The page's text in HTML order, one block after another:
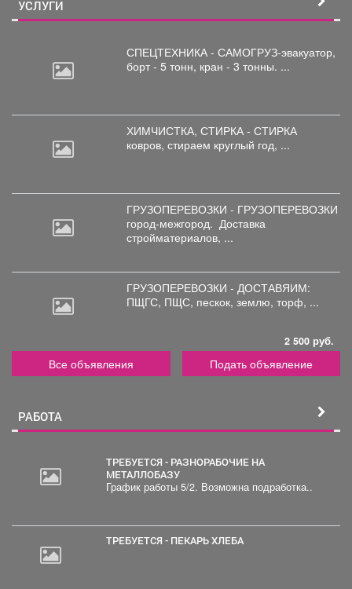
УСЛУГИ
СПЕЦТЕХНИКА - САМОГРУЗ-эвакуатор,
борт - 5 тонн, кран - 3 тонны. ...
ХИМЧИСТКА, СТИРКА - СТИРКА
ковров, стираем круглый год, ...
ГРУЗОПЕРЕВОЗКИ - ГРУЗОПЕРЕВОЗКИ
город-межгород. Доставка
стройматериалов, ...
ГРУЗОПЕРЕВОЗКИ - ДОСТАВЯИМ:
ПЩГС, ПЩС, пескок, землю, торф, ...
2 500 руб.
Все объявления Подать объявление
РАБОТА
ТРЕБУЕТСЯ - РАЗНОРАБОЧИЕ НА
МЕТАЛЛОБАЗУ
График работы 5/2. Возможна подработка..
ТРЕБУЕТСЯ - ПЕКАРЬ ХЛЕБА